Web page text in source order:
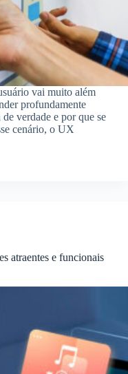
vai muito além
profundamente
verdade e por que se
cenário, o UX
atraentes e funcionais